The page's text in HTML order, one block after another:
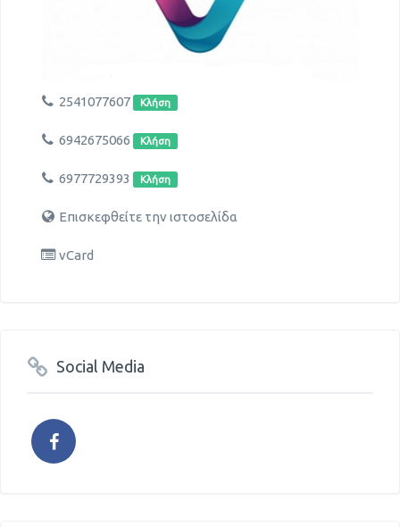
2541077607 Κλήση
6942675066 Κλήση
6977729393 Κλήση
Επισκεφθείτε την ιστοσελίδα
vCard
Social Media